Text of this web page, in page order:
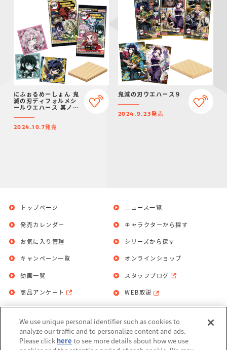
にふぉるめーしょん 鬼
滅の刃ディフォルメシ
ールウエハース 其ノ十
2024.10.7発売
鬼滅の刃ウエハース９
2024.9.23発売
トップページ
発売カレンダー
お気に入り管理
ニュース一覧
キャラクターから探す
シリーズから探す
キャンペーン一覧
動画一覧
商品アンケート
オンラインショップ
スタッフブログ
WEB取説
お問い合わせ 個人情報保護方針
利用規約
We use unique personal identifier such as cookies to
analyze our traffic and to personalize content and ads.
Please click here to see more details about how we use